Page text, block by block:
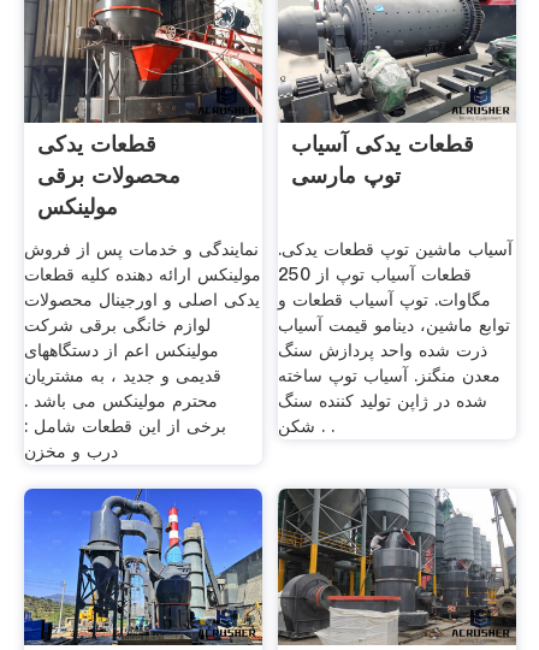
قطعات یدکی
محصولات برقی
مولینکس
نمایندگی و خدمات پس از فروش
مولینکس ارائه دهنده کلیه قطعات
یدکی اصلی و اورجینال محصولات
لوازم خانگی برقی شرکت
مولینکس اعم از دستگاههای
قدیمی و جدید ، به مشتریان
محترم مولینکس می باشد .
برخی از این قطعات شامل :
درب و مخزن
قطعات یدکی آسیاب
توپ مارسی
آسیاب ماشین توپ قطعات یدکی.
قطعات آسیاب توپ از 250
مگاوات. توپ آسیاب قطعات و
توابع ماشین، دینامو قیمت آسیاب
ذرت شده واحد پردازش سنگ
معدن منگنز. آسیاب توپ ساخته
شده در ژاپن تولید کننده سنگ
شکن . .